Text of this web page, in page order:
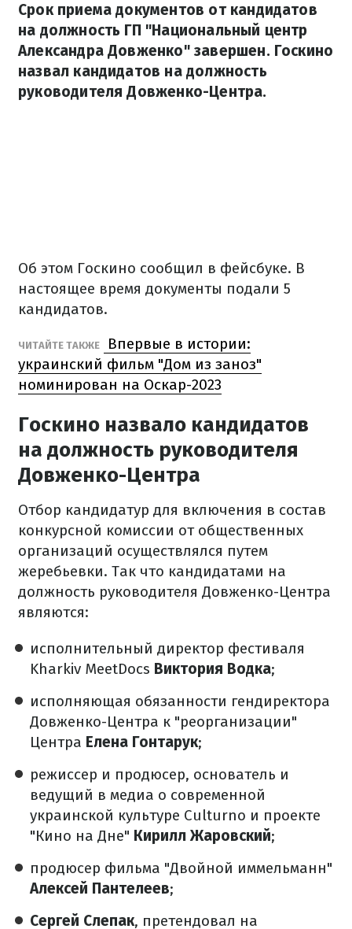
Срок приема документов от кандидатов
на должность ГП "Национальный центр
Александра Довженко" завершен. Госкино
назвал кандидатов на должность
руководителя Довженко-Центра.
Об этом Госкино сообщил в фейсбуке. В
настоящее время документы подали 5
кандидатов.
ЧИТАЙТЕ ТАКЖЕ
Впервые в истории:
украинский фильм "Дом из заноз"
номинирован на Оскар-2023
Госкино назвало кандидатов
на должность руководителя
Довженко-Центра
Отбор кандидатур для включения в состав
конкурсной комиссии от общественных
организаций осуществлялся путем
жеребьевки. Так что кандидатами на
должность руководителя Довженко-Центра
являются:
исполнительный директор фестиваля
Kharkiv MeetDocs Виктория Водка;
исполняющая обязанности гендиректора
Довженко-Центра к "реорганизации"
Центра Елена Гонтарук;
режиссер и продюсер, основатель и
ведущий в медиа о современной
украинской культуре Culturno и проекте
"Кино на Дне" Кирилл Жаровский;
продюсер фильма "Двойной иммельманн"
Алексей Пантелеев;
Сергей Слепак, претендовал на